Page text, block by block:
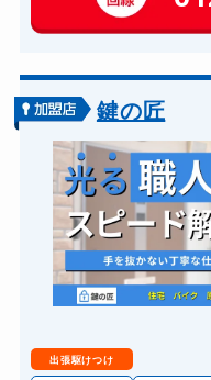
玄関カギ交換
バイクカギ開け
バイクカギ作成
スーツケースカギ開け
スーツケースカギ作
金庫カギ開け
金庫カギ修理
ロッカーカギ開
鍵の匠
出張駆けつけ